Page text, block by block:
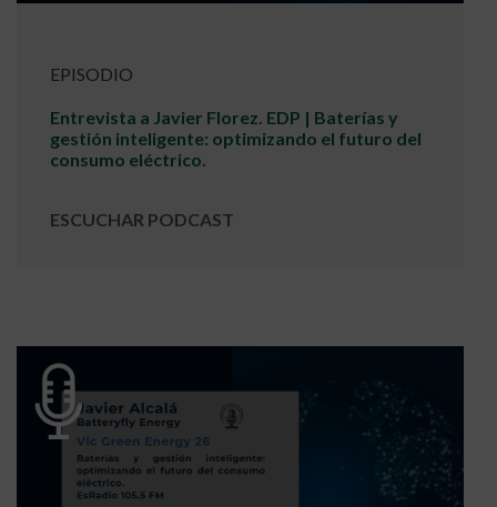
EPISODIO
Entrevista a Javier Florez. EDP | Baterías y
gestión inteligente: optimizando el futuro del
consumo eléctrico.
ESCUCHAR PODCAST